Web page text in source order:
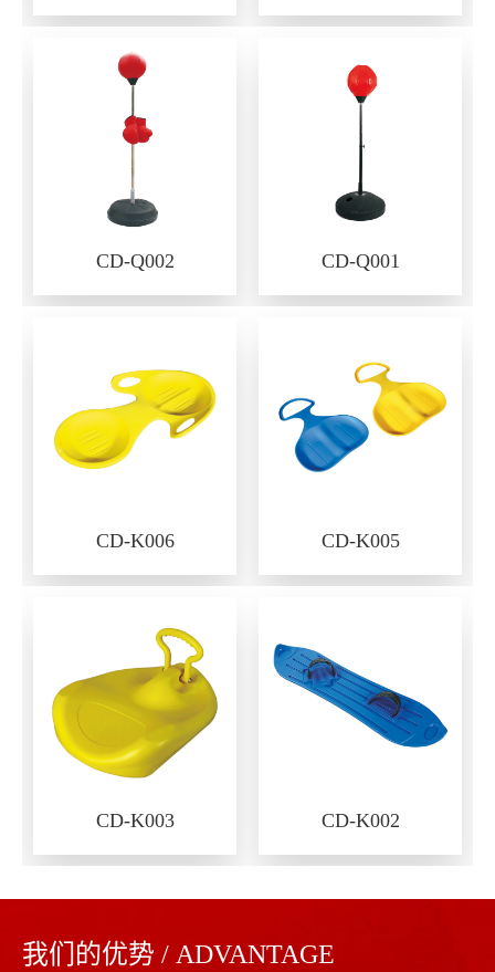
CD-Q002 CD-Q001
CD-K006 CD-K005
CD-K003 CD-K002
我们的优势 / ADVANTAGE